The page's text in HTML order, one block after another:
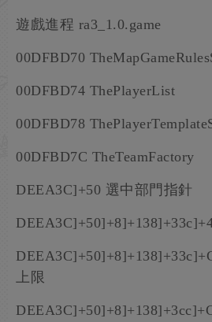
遊戲進程 ra3_1.0.game
00DFBD70
00DFBD74 ThePlayerList
00DFBD78
00DFBD7C TheTeamFactory
DEEA3C]+50 選中部門指針
上限